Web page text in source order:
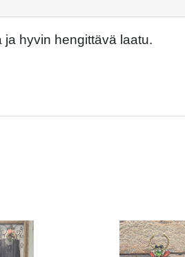
hyvin hengittävä laatu.